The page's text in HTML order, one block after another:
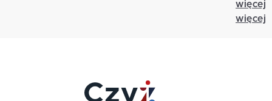
więcej
więcej